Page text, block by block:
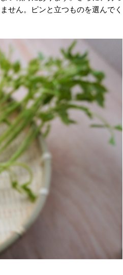
せん。ピンと立つものを選んでく